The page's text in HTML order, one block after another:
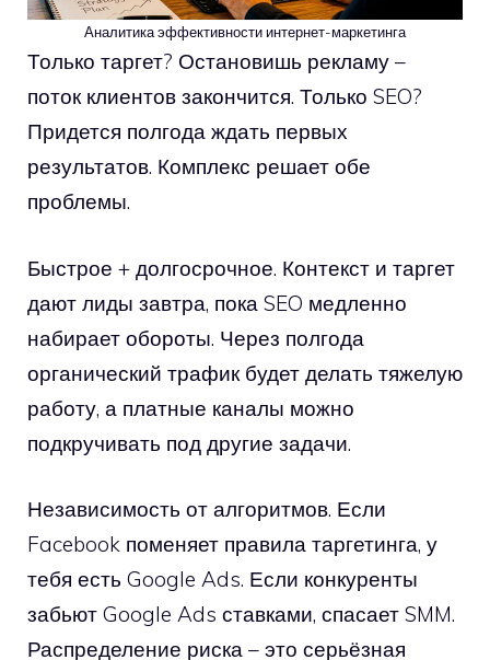
Аналитика эффективности интернет-маркетинга
Только таргет? Остановишь рекламу –
поток клиентов закончится. Только SEO?
Придется полгода ждать первых
результатов. Комплекс решает обе
проблемы.
Быстрое + долгосрочное. Контекст и таргет
дают лиды завтра, пока SEO медленно
набирает обороты. Через полгода
органический трафик будет делать тяжелую
работу, а платные каналы можно
подкручивать под другие задачи.
Независимость от алгоритмов. Если
Facebook поменяет правила таргетинга, у
тебя есть Google Ads. Если конкуренты
забьют Google Ads ставками, спасает SMM.
Распределение риска – это серьёзная